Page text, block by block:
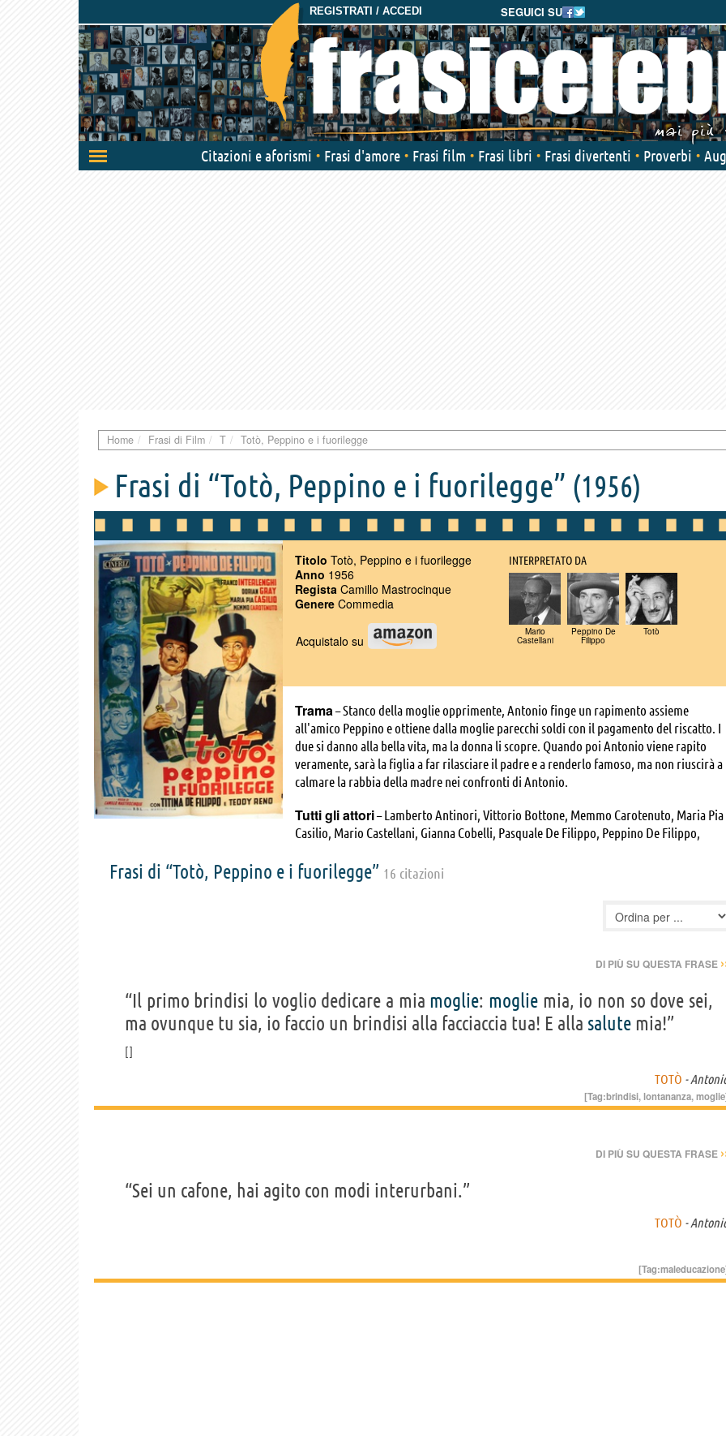
SEGUICI SU
REGISTRATI / ACCEDI
Attiva/disattiva
navigazione
Citazioni e aforismi Frasi d'amore Frasi film Frasi libri Frasi divertenti Proverbi
Home Frasi di Film T Totò, Peppino e i fuorilegge
Frasi di “Totò, Peppino e i fuorilegge” (1956)
Titolo Totò, Peppino e i fuorilegge
Anno 1956
Regista Camillo Mastrocinque
Genere Commedia
INTERPRETATO DA
Mario
Castellani
Peppino De
Filippo
Totò
Acquistalo su
Trama– Stanco della moglie opprimente, Antonio finge un rapimento assieme
all'amico Peppino e ottiene dalla moglie parecchi soldi con il pagamento del riscatto. I
due si danno alla bella vita, ma la donna li scopre. Quando poi Antonio viene rapito
veramente, sarà la figlia a far rilasciare il padre e a renderlo famoso, ma non riuscirà a
calmare la rabbia della madre nei confronti di Antonio.
Tutti gli attori– Lamberto Antinori, Vittorio Bottone, Memmo Carotenuto, Maria Pia
Casilio, Mario Castellani, Gianna Cobelli, Pasquale De Filippo, Peppino De Filippo,
Interlenghi, Salvo Libassi, Lamberto Maggiorani, Nicola Maldacea, Guido Martufi,
Mario Meniconi, Renato Montalbano, Mimmo Poli, Teddy Reno, Barbara Shelley, Totò,
Frasi di “Totò, Peppino e i fuorilegge” 16 citazioni
DI PIÙ SU QUESTA FRASE
“Il primo brindisi lo voglio dedicare a mia moglie: moglie mia, io non so dove sei,
ma ovunque tu sia, io faccio un brindisi alla facciaccia tua! E alla salute mia!”
TOTÒ -
[Tag:brindisi,lontananza,moglie
DI PIÙ SU QUESTA FRASE
“Sei un cafone, hai agito con modi interurbani.”
TOTÒ -
[Tag:maleducazione